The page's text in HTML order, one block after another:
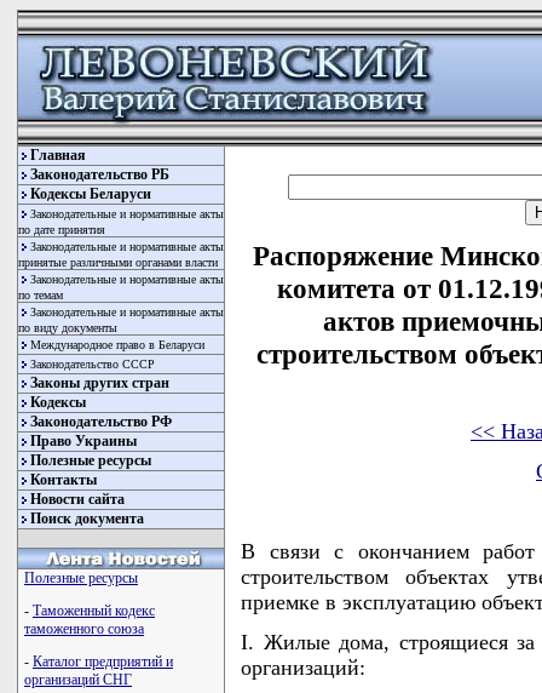
Главная
Законодательство РБ
Кодексы Беларуси
Законодательные и нормативные акты
по дате принятия
Законодательные и нормативные акты
принятые различными органами власти
Законодательные и нормативные акты
по темам
Законодательные и нормативные акты
по виду документы
Международное право в Беларуси
Законодательство СССР
Законы других стран
Кодексы
Законодательство РФ
Право Украины
Полезные ресурсы
Контакты
Новости сайта
Поиск документа
Полезные ресурсы
- Таможенный кодекс
таможенного союза
- Каталог предприятий и
организаций СНГ
Распоряжение
комитета от
актов
строительством
<<
В связи с окончанием
строительством объектах
приемке в эксплуатацию
I. Жилые дома, строящиеся за
организаций: